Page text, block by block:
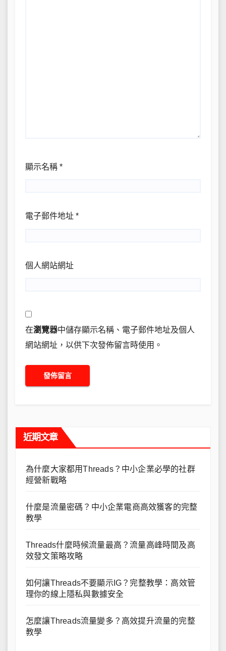
顯示名稱 *
電子郵件地址 *
個人網站網址
在瀏覽器中儲存顯示名稱、電子郵件地址及個人
網站網址，以供下次發佈留言時使用。
近期文章
為什麼大家都用Threads？中小企業必學的社群
經營新戰略
什麼是流量密碼？中小企業電商高效獲客的完整
教學
Threads什麼時候流量最高？流量高峰時間及高
效發文策略攻略
如何讓Threads不要顯示IG？完整教學：高效管
理你的線上隱私與數據安全
怎麼讓Threads流量變多？高效提升流量的完整
教學